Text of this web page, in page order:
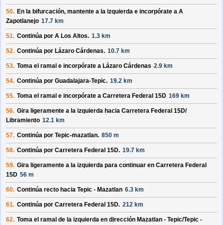
50. En la bifurcación, mantente a la izquierda e incorpórate a A
Zapotlanejo 17.7 km
51. Continúa por A Los Altos. 1.3 km
52. Continúa por Lázaro Cárdenas. 10.7 km
53. Toma el ramal e incorpórate a Lázaro Cárdenas 2.9 km
54. Continúa por Guadalajara-Tepic. 19.2 km
55. Toma el ramal e incorpórate a Carretera Federal 15D 169 km
56. Gira ligeramente a la izquierda hacia Carretera Federal 15D/
Libramiento 12.1 km
57. Continúa por Tepic-mazatlan. 850 m
58. Continúa por Carretera Federal 15D. 19.7 km
59. Gira ligeramente a la izquierda para continuar en Carretera Federal
15D 56 m
60. Continúa recto hacia Tepic - Mazatlan 6.3 km
61. Continúa por Carretera Federal 15D. 212 km
62. Toma el ramal de la izquierda en dirección Mazatlan - Tepic/Tepic -